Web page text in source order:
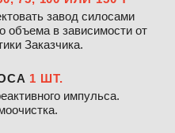
завод силосами
объема в зависимости от
Заказчика.
1 ШТ.
импульса.